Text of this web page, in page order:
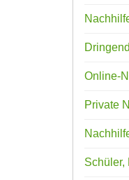
Online-
Private
Schüler,